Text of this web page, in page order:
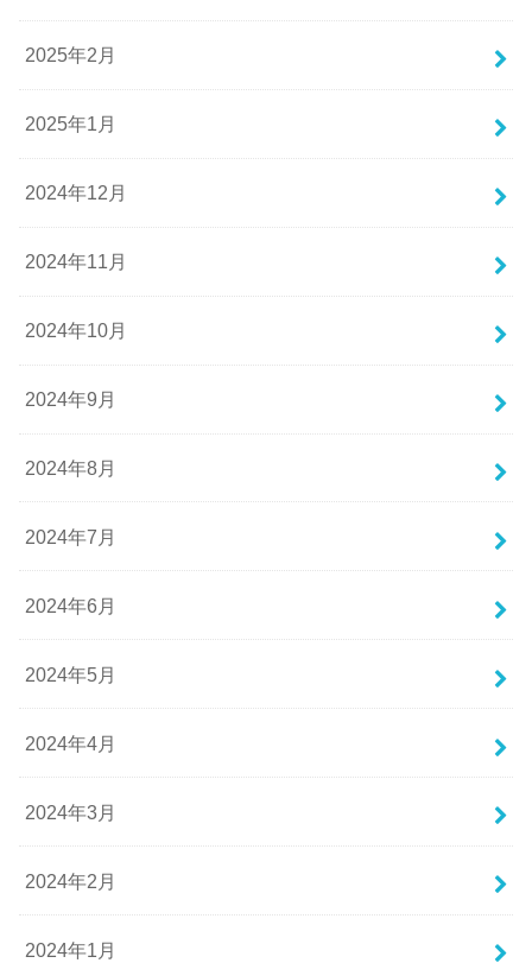
2025年2月
2025年1月
2024年12月
2024年11月
2024年10月
2024年9月
2024年8月
2024年7月
2024年6月
2024年5月
2024年4月
2024年3月
2024年2月
2024年1月